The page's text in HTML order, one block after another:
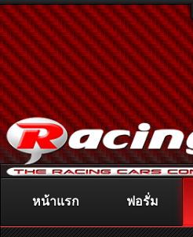
ติดต่อลงโฆษณา
หรืออ่านรายละเอียด
หน้าแรก ฟอรั่ม